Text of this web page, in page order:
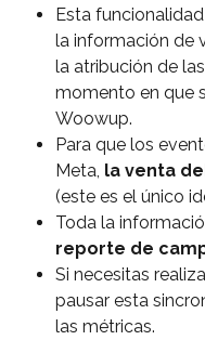
Esta funcionalidad
la información de
la atribución de
momento en que
Woowup.
Para que los
Meta, la venta
(este es el único
Toda la
reporte de
Si necesitas
pausar esta
las métricas.